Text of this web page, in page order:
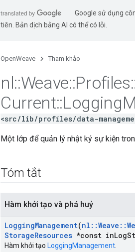
Google sử dụng
tiên. Bản dịch bằng AI có thể có lỗi.
OpenWeave Tham khảo
nl::Weave::Profiles
Current::Logging
<src/lib/profiles/data-
Một lớp để quản lý nhật ký sự kiện
Tóm tắt
Hàm khởi tạo và phá huỷ
LoggingManagement(nl ::Weave ::
StorageResources *const inLog
Hàm khởi tạo LoggingManagement